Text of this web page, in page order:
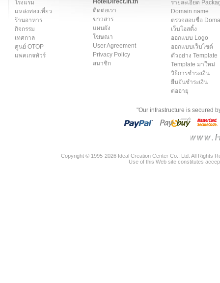
โรงแรม
แหล่งท่องเที่ยว
ร้านอาหาร
กิจกรรม
เทศกาล
ศูนย์ OTOP
แพคเกจทัวร์
HotelDirect.in.th
ติดต่อเรา
ข่าวสาร
แผนผัง
โฆษณา
User Agreement
Privacy Policy
สมาชิก
รายละเอียด
Domain name
ตรวจสอบชื่อ
เว็บโฮสติ้ง
ออกแบบ Logo
ออกแบบเว็บไซต์
ตัวอย่าง Template
Template มาใหม่
วิธีการชำระเงิน
ยืนยันชำระเงิน
ต่ออายุ
"Our infrastructure is secured
Copyright © 1995-2026 Ideal Creation Center Co., Ltd. All Rights
Use of this Web site constitutes